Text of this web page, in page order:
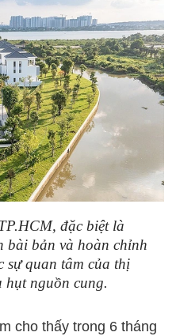
đặc biệt là
bài bản và hoàn chỉnh
sự quan tâm của thị
hụt nguồn cung.
cho thấy trong 6 tháng